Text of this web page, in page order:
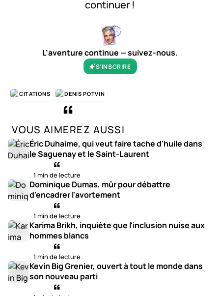
continuer !
L’aventure continue — suivez-nous.
S’INSCRIRE
CITATIONS DENIS POTVIN
VOUS AIMEREZ AUSSI
Éric Duhaime, qui veut faire tache d'huile dans
le Saguenay et le Saint-Laurent
1 min de lecture
Dominique Dumas, mûr pour débattre
d'encadrer l'avortement
1 min de lecture
Karima Brikh, inquiète que l'inclusion nuise aux
hommes blancs
1 min de lecture
Kevin Big Grenier, ouvert à tout le monde dans
son nouveau parti